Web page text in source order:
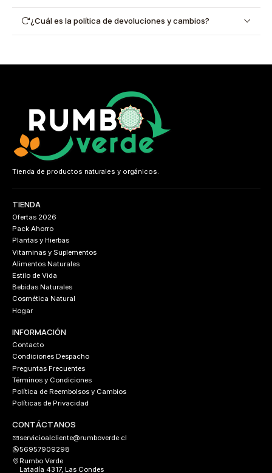
¿Cuál es la política de devoluciones y cambios?
Tienda de productos naturales y orgánicos.
TIENDA
Ofertas 2026
Pack Ahorro
Plantas y Hierbas
Vitaminas y Suplementos
Alimentos Naturales
Estilo de Vida
Bebidas Naturales
Cosmética Natural
Hogar
INFORMACIÓN
Contacto
Condiciones Despacho
Preguntas Frecuentes
Términos y Condiciones
Política de Reembolsos y Cambios
Políticas de Privacidad
CONTÁCTANOS
servicioalcliente@rumboverde.cl
56957909298
Rumbo Verde
Latadía 4317, Las Condes